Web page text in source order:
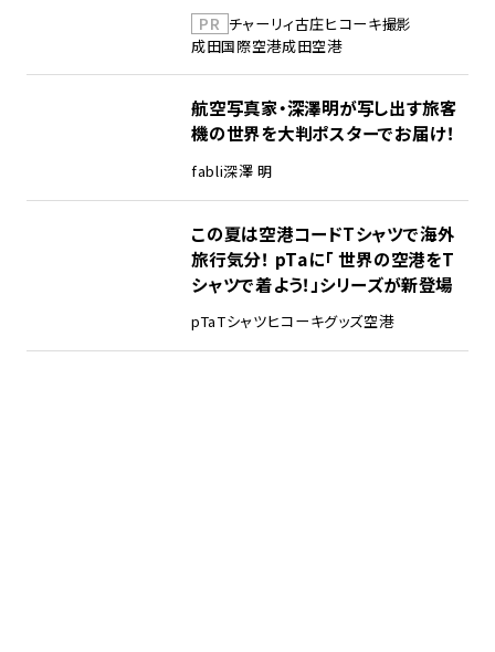
PR チャーリィ古庄ヒコーキ撮影
成田国際空港成田空港
航空写真家・深澤明が写し出す旅客
機の世界を大判ポスターでお届け！
fabli深澤 明
この夏は空港コードTシャツで海外
旅行気分！ pTaに「 世界の空港をT
シャツで着よう！」シリーズが新登場
pTaTシャツヒコーキグッズ空港